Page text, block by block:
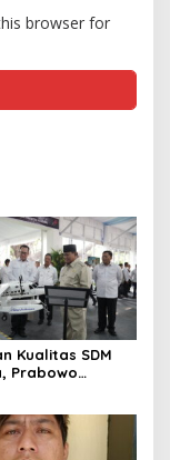
browser for
Kualitas SDM
Prabowo